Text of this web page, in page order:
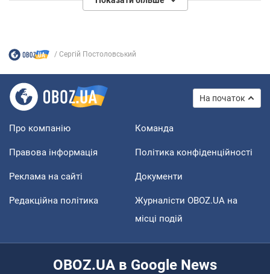
Сергій Постоловський
На початок
Про компанію Команда
Правова інформація Політика конфіденційності
Реклама на сайті Документи
Редакційна політика
Журналісти OBOZ.UA на
місці подій
OBOZ.UA в Google News